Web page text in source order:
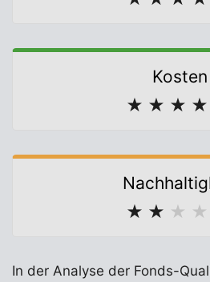
Kosten
★ ★ ★ ★
★ ★ ★ ★
In der Analyse der Fonds-